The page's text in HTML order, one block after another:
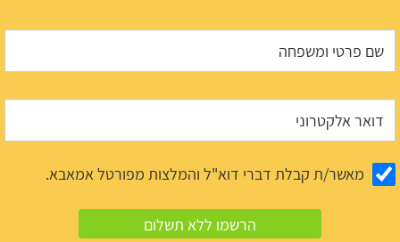
מאשר/ת קבלת דברי דוא"ל והמלצות מפורטל אמאבא.